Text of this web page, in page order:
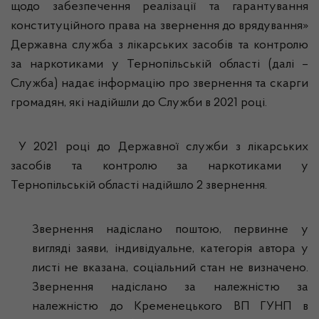
щодо забезпечення реалізації та гарантування
конституційного права на звернення до врядування»
Державна служба з лікарських засобів та контролю
за наркотиками у Тернопільській області (далі –
Служба) надає інформацію про звернення та скарги
громадян, які надійшли до Служби в 2021 році.
У 2021 році до Державної служби з лікарських
засобів та контролю за наркотиками у
Тернопільській області надійшло 2 звернення.
Звернення надіслано поштою, первинне у
вигляді заяви, індивідуальне, категорія автора у
листі не вказана, соціальний стан не визначено.
Звернення надіслано за належністю за
належністю до Кременецького ВП ГУНП в